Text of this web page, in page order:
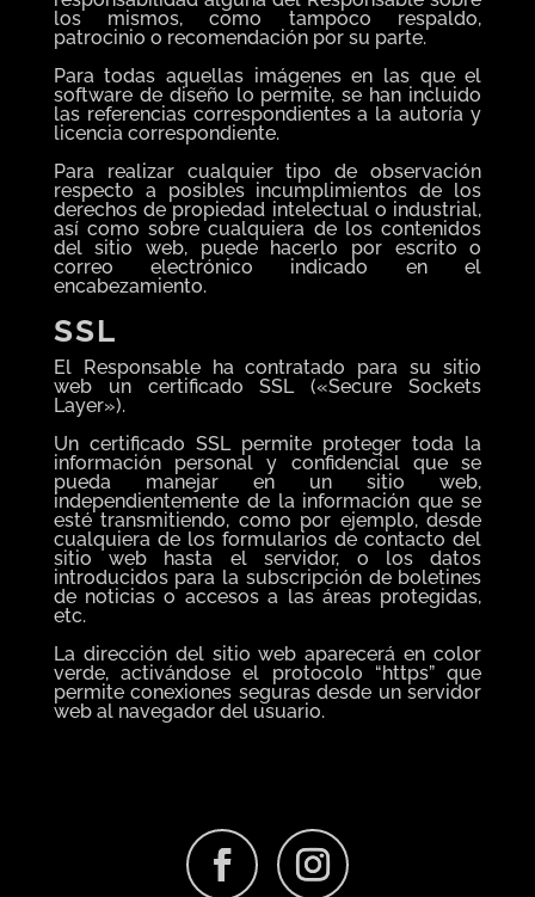
los mismos, como tampoco respaldo,
patrocinio o recomendación por su parte.
Para todas aquellas imágenes en las que el
software de diseño lo permite, se han incluido
las referencias correspondientes a la autoría y
licencia correspondiente.
Para realizar cualquier tipo de observación
respecto a posibles incumplimientos de los
derechos de propiedad intelectual o industrial,
así como sobre cualquiera de los contenidos
del sitio web, puede hacerlo por escrito o
correo electrónico indicado en el
encabezamiento.
SSL
El Responsable ha contratado para su sitio
web un certificado SSL («Secure Sockets
Layer»).
Un certificado SSL permite proteger toda la
información personal y confidencial que se
pueda manejar en un sitio web,
independientemente de la información que se
esté transmitiendo, como por ejemplo, desde
cualquiera de los formularios de contacto del
sitio web hasta el servidor, o los datos
introducidos para la subscripción de boletines
de noticias o accesos a las áreas protegidas,
etc.
La dirección del sitio web aparecerá en color
verde, activándose el protocolo “https” que
permite conexiones seguras desde un servidor
web al navegador del usuario.